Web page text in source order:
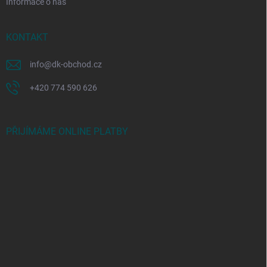
KONTAKT
info@dk-obchod.cz
+420 774 590 626
PŘIJÍMÁME ONLINE PLATBY